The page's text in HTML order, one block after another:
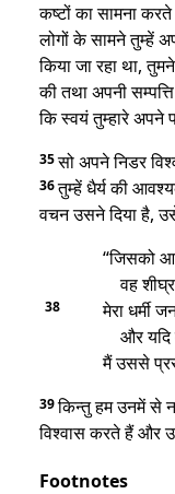
कष्टों का सामना
लोगों के सामने तुम्हें
किया जा रहा था,
की तथा अपनी
कि स्वयं तुम्हारे अपने
35सो अपने निडर
36तुम्हें धैर्य की
वचन उसने दिया है,
“जिसको
वह
38
मेरा धर्मी
और यदि
मैं उससे
39किन्तु हम उनमें से
विश्वास करते हैं और
Footnotes